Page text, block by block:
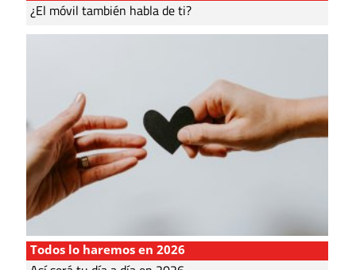
¿El móvil también habla de ti?
Todos lo haremos en 2026